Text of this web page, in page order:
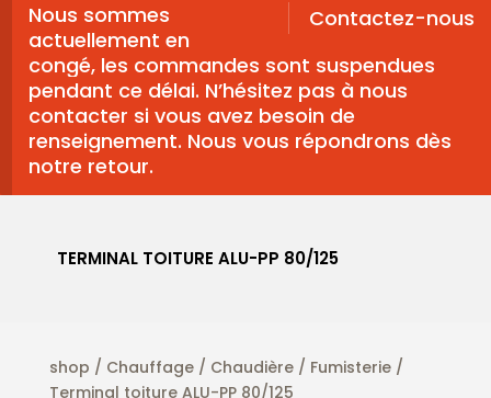
Contactez-nous
Nous sommes
actuellement en
congé, les commandes sont suspendues
pendant ce délai. N’hésitez pas à nous
contacter si vous avez besoin de
renseignement. Nous vous répondrons dès
notre retour.
TERMINAL TOITURE ALU-PP 80/125
shop / Chauffage/ Chaudière/ Fumisterie/
Terminal toiture ALU-PP 80/125